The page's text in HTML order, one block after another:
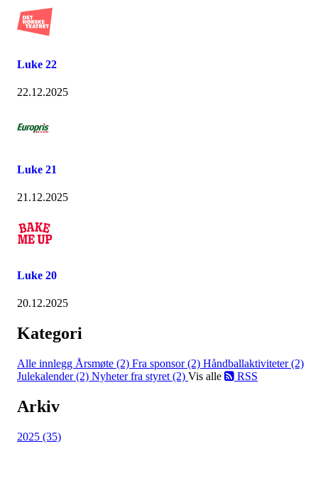
Luke 22
22.12.2025
Luke 21
21.12.2025
Luke 20
20.12.2025
Kategori
Alle innlegg Årsmøte (2) Fra sponsor (2) Håndballaktiviteter (2)
Julekalender (2) Nyheter fra styret (2) Vis alle RSS
Arkiv
2025 (35)